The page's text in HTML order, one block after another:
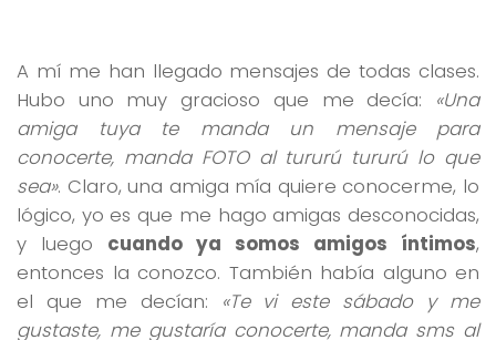
A mí me han llegado mensajes de todas clases.
Hubo uno muy gracioso que me decía: «Una
amiga tuya te manda un mensaje para
conocerte, manda FOTO al tururú tururú lo que
sea». Claro, una amiga mía quiere conocerme, lo
lógico, yo es que me hago amigas desconocidas,
y luego cuando ya somos amigos íntimos,
entonces la conozco. También había alguno en
el que me decían:
«Te vi este sábado y me
gustaste, me gustaría conocerte, manda sms al